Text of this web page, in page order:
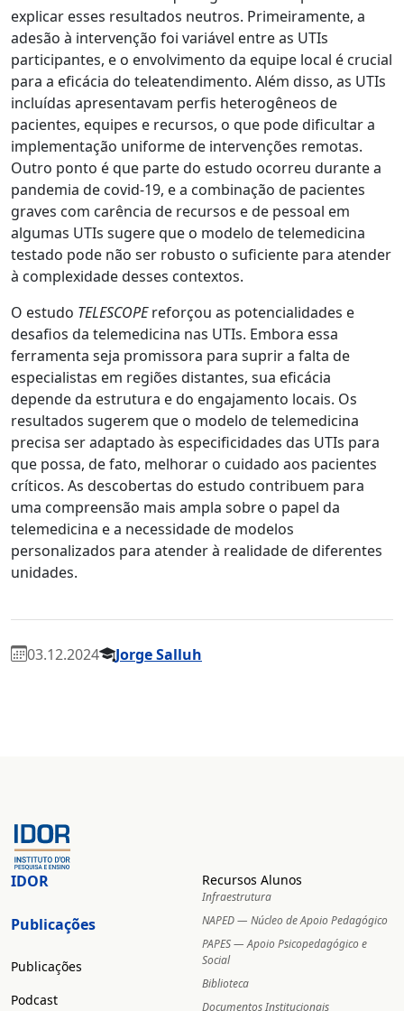
explicar esses resultados neutros. Primeiramente, a
adesão à intervenção foi variável entre as UTIs
participantes, e o envolvimento da equipe local é crucial
para a eficácia do teleatendimento. Além disso, as UTIs
incluídas apresentavam perfis heterogêneos de
pacientes, equipes e recursos, o que pode dificultar a
implementação uniforme de intervenções remotas.
Outro ponto é que parte do estudo ocorreu durante a
pandemia de covid-19, e a combinação de pacientes
graves com carência de recursos e de pessoal em
algumas UTIs sugere que o modelo de telemedicina
testado pode não ser robusto o suficiente para atender
à complexidade desses contextos.
O estudo TELESCOPEreforçou as potencialidades e
desafios da telemedicina nas UTIs. Embora essa
ferramenta seja promissora para suprir a falta de
especialistas em regiões distantes, sua eficácia
depende da estrutura e do engajamento locais. Os
resultados sugerem que o modelo de telemedicina
precisa ser adaptado às especificidades das UTIs para
que possa, de fato, melhorar o cuidado aos pacientes
críticos. As descobertas do estudo contribuem para
uma compreensão mais ampla sobre o papel da
telemedicina e a necessidade de modelos
personalizados para atender à realidade de diferentes
unidades.
03.12.2024 Jorge Salluh
IDOR
Publicações
Publicações
Podcast
Recursos Alunos
Infraestrutura
NAPED — Núcleo de Apoio Pedagógico
PAPES — Apoio Psicopedagógico e
Social
Biblioteca
Documentos Institucionais